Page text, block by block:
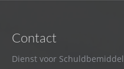
Contact
Dienst voor